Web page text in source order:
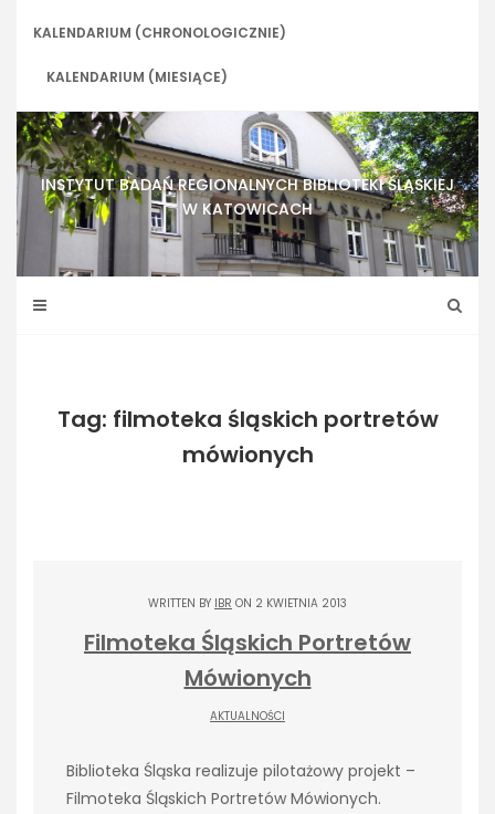
KALENDARIUM (CHRONOLOGICZNIE)
KALENDARIUM (MIESIĄCE)
INSTYTUT BADAŃ REGIONALNYCH BIBLIOTEKI ŚLĄSKIEJ
W KATOWICACH
Tag: filmoteka śląskich portretów
mówionych
WRITTEN BY IBR ON 2 KWIETNIA 2013
Filmoteka Śląskich Portretów
Mówionych
AKTUALNOŚCI
Biblioteka Śląska realizuje pilotażowy projekt –
Filmoteka Śląskich Portretów Mówionych.